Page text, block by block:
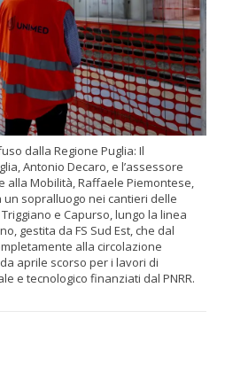
dalla Regione Puglia: Il
Antonio Decaro, e l’assessore
Mobilità, Raffaele Piemontese,
sopralluogo nei cantieri delle
e Capurso, lungo la linea
gestita da FS Sud Est, che dal
alla circolazione
aprile scorso per i lavori di
e tecnologico finanziati dal PNRR.